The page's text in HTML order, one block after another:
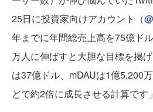
25日に投資家向けアカウント（
年までに年間総売上高を75億ド
万人に伸ばすと大胆な目標を掲
は37億ドル、mDAUは1億5,200
どで約2倍に成長させる計算です」